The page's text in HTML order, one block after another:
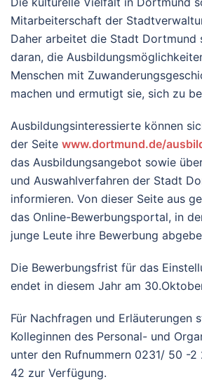
Mitarbeiterschaft der
Daher arbeitet die Stadt Dortmund
daran, die
Menschen mit
machen und ermutigt sie, sich zu
Ausbildungsinteressierte können
der Seite www.dortmund.de/
das Ausbildungsangebot sowie
und Auswahlverfahren der Stadt
informieren. Von dieser Seite aus
das Online-Bewerbungsportal, in
junge Leute ihre Bewerbung
Die Bewerbungsfrist für das
endet in diesem Jahr am
Für Nachfragen und Erläuterungen
Kolleginnen des Personal- und
unter den Rufnummern 0231/ 50 -
42 zur Verfügung.